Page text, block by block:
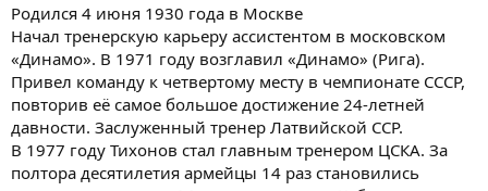
Родился 4 июня 1930 года в Москве
Начал тренерскую карьеру ассистентом в московском
«Динамо». В 1971 году возглавил «Динамо» (Рига).
Привел команду к четвертому месту в чемпионате СССР,
повторив её самое большое достижение 24-летней
давности. Заслуженный тренер Латвийской ССР.
В 1977 году Тихонов стал главным тренером ЦСКА. За
полтора десятилетия армейцы 14 раз становились